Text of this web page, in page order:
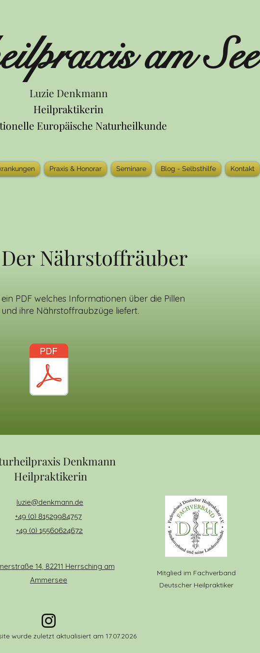
am See
Luzie Denkmann
Heilpraktikerin
Europäische Naturheilkunde
Praxis & Honorar Seminare Blog - Selbsthilfe Kontakt
Nährstoffräuber
PDF welches Informationen über die Pillen
ihre Nährstoffraubzüge liefert.
Denkmann
Heilpraktikerin
luzie@denkmann.de
+49 (0) 81529984757
+49 (0) 15560624672
14, 82211 Herrsching am
Ammersee
Mitglied im Fachverband
Deutscher Heilpraktiker
wurde zuletzt aktualisiert am 17.07.2026